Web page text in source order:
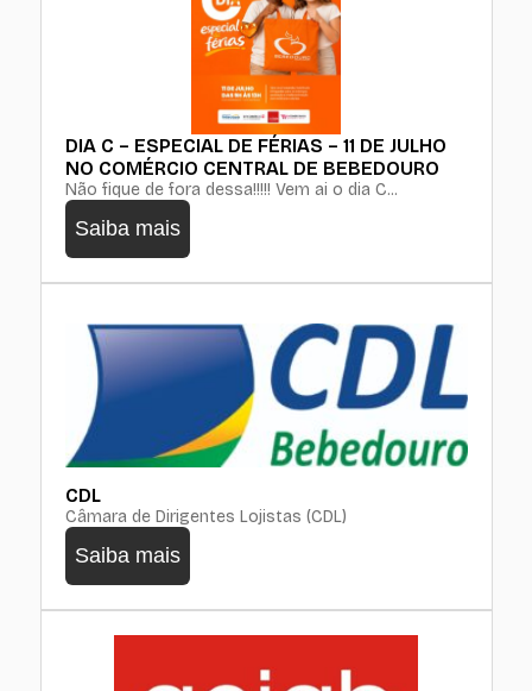
DIA C – ESPECIAL DE FÉRIAS – 11 DE JULHO
NO COMÉRCIO CENTRAL DE BEBEDOURO
Não fique de fora dessa!!!!! Vem ai o dia C...
Saiba mais
CDL
Câmara de Dirigentes Lojistas (CDL)
Saiba mais